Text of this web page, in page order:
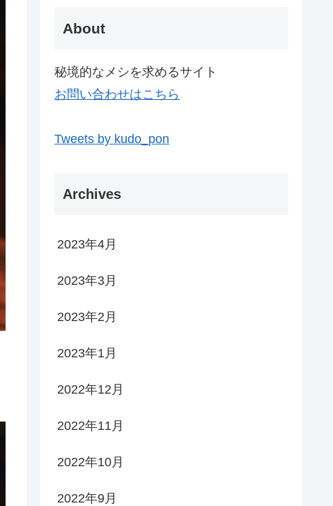
About
秘境的なメシを求めるサイト
お問い合わせはこちら
Tweets by kudo_pon
Archives
2023年4月
2023年3月
2023年2月
2023年1月
2022年12月
2022年11月
2022年10月
2022年9月